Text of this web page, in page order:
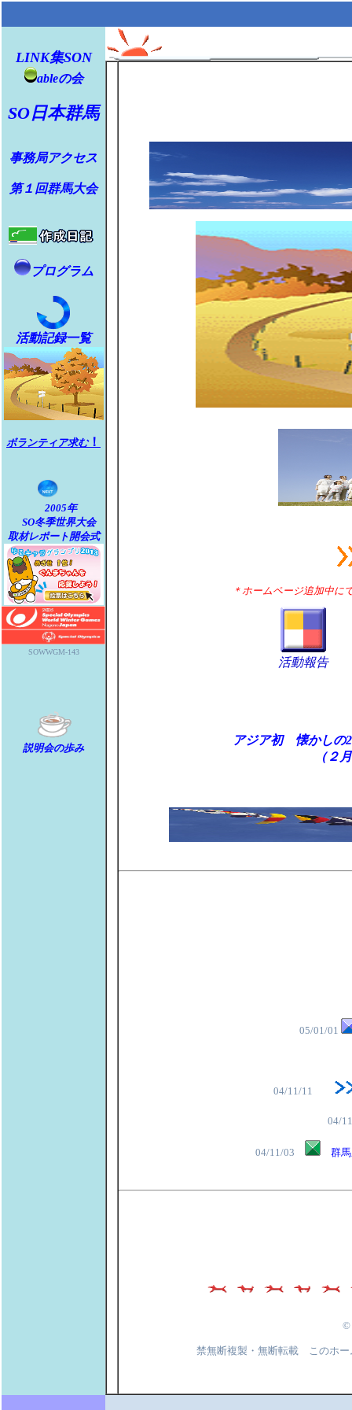
LINK集SON
ableの会
SO日本群馬
事務局アクセス
第１回群馬大会
プログラム
活動記録一覧
ボランティア求む！
2005年
SO冬季世界大会
取材レポート開会式
SOWWGM-143
説明会の歩み
＊ホームページ追加中に
活動報告
アジア初 懐かしの
（２
05/01/01
04/11/11
04/
04/11/03 群
©
禁無断複製・無断転載 このホー